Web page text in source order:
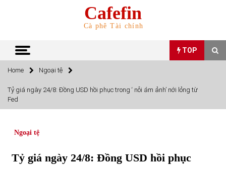
Cafefin
Cà phê Tài chính
TOP
TOP
Top 10 mặt hàng Việt Nam nhập khẩu nhiều nhất tháng
5/2022
Home Ngoại tệ
Tỷ giá ngày 24/8: Đồng USD hồi phục trong ‘ nỗi ám ảnh’ nới lỏng từ
Fed
Ngoại tệ
Tỷ giá ngày 24/8: Đồng USD hồi phục